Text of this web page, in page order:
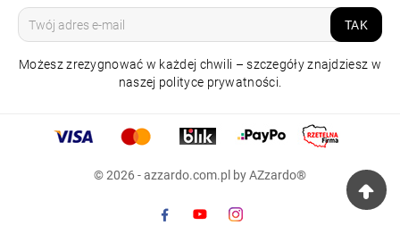
LAMPA SUFITOWA
659,00 zł
10x 65.90 zł
TAK
Możesz zrezygnować w każdej chwili – szczegóły znajdziesz w
naszej polityce prywatności.
© 2026 - azzardo.com.pl by AZzardo®